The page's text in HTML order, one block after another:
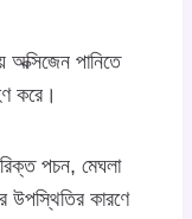
অক্সিজেন পানিতে
করে।
পচন, মেঘলা
উপস্থিতির কারণে